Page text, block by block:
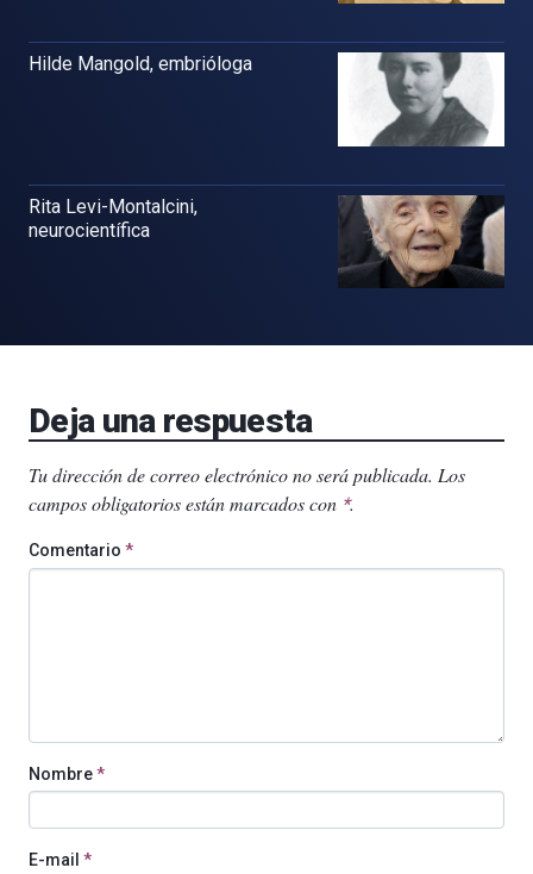
Hilde Mangold, embrióloga
Rita Levi-Montalcini,
neurocientífica
Deja una respuesta
Tu dirección de correo electrónico no será publicada. Los
campos obligatorios están marcados con *.
Comentario *
Nombre*
E-mail *